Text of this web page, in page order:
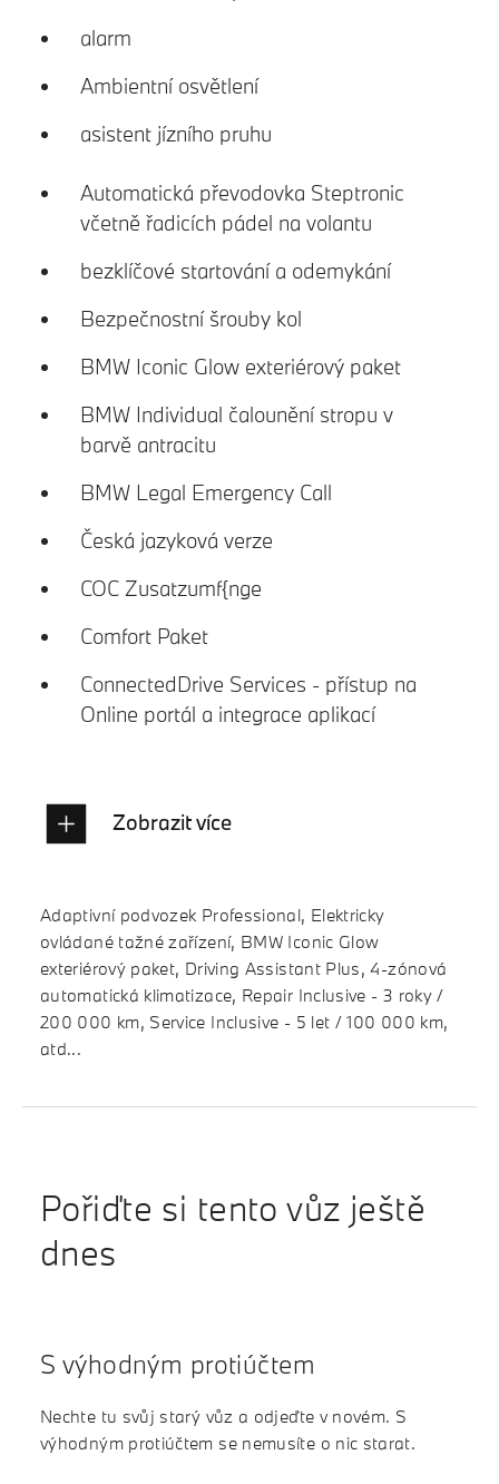
alarm
Ambientní osvětlení
asistent jízního pruhu
Automatická převodovka Steptronic
včetně řadicích pádel na volantu
bezklíčové startování a odemykání
Bezpečnostní šrouby kol
BMW Iconic Glow exteriérový paket
BMW Individual čalounění stropu v
barvě antracitu
BMW Legal Emergency Call
Česká jazyková verze
COC Zusatzumf{nge
Comfort Paket
ConnectedDrive Services - přístup na
Online portál a integrace aplikací
Zobrazit více
Adaptivní podvozek Professional, Elektricky
ovládané tažné zařízení, BMW Iconic Glow
exteriérový paket, Driving Assistant Plus, 4-zónová
automatická klimatizace, Repair Inclusive - 3 roky /
200 000 km, Service Inclusive - 5 let / 100 000 km,
atd...
Pořiďte si tento vůz ještě
dnes
S výhodným protiúčtem
Nechte tu svůj starý vůz a odjeďte v novém. S
výhodným protiúčtem se nemusíte o nic starat.